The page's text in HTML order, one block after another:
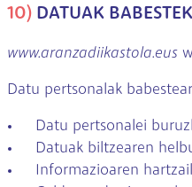
10) DATUAK
www.aranzadiikastola.eus
Datu pertsonalak
Datu pertsonalei
Datuak biltzearen
Informazioaren